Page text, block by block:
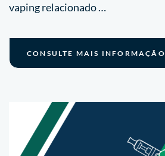
vaping relacionado …
CONSULTE MAIS INFORMAÇÃO